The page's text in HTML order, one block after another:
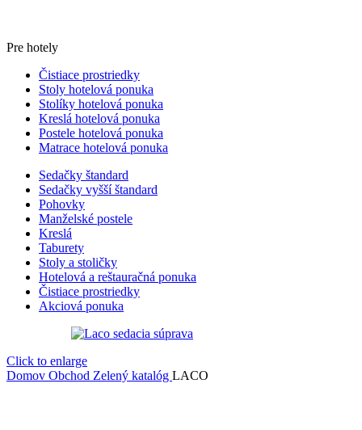
Pre hotely
Čistiace prostriedky
Stoly hotelová ponuka
Stolíky hotelová ponuka
Kreslá hotelová ponuka
Postele hotelová ponuka
Matrace hotelová ponuka
Sedačky štandard
Sedačky vyšší štandard
Pohovky
Manželské postele
Kreslá
Taburety
Stoly a stoličky
Hotelová a reštauračná ponuka
Čistiace prostriedky
Akciová ponuka
Click to enlarge
Domov Obchod Zelený katalóg LACO